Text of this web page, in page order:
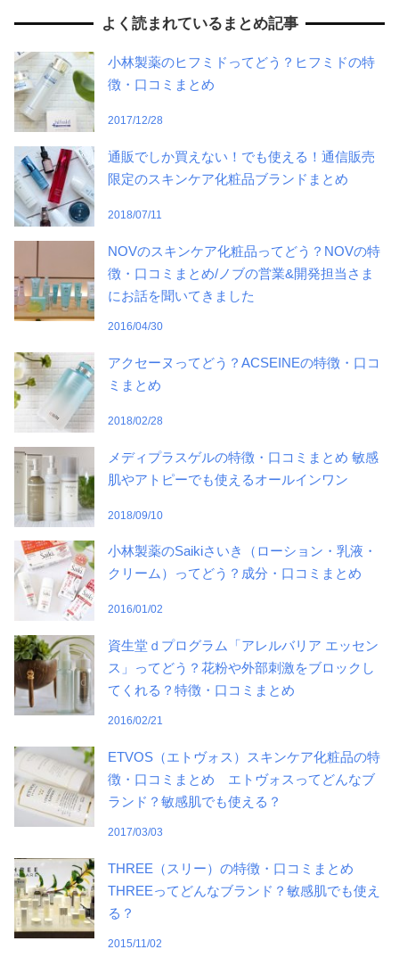
よく読まれているまとめ記事
小林製薬のヒフミドってどう？ヒフミドの特
徴・口コミまとめ
2017/12/28
通販でしか買えない！でも使える！通信販売
限定のスキンケア化粧品ブランドまとめ
2018/07/11
NOVのスキンケア化粧品ってどう？NOVの特
徴・口コミまとめ/ノブの営業&開発担当さま
にお話を聞いてきました
2016/04/30
アクセーヌってどう？ACSEINEの特徴・口コ
ミまとめ
2018/02/28
メディプラスゲルの特徴・口コミまとめ 敏感
肌やアトピーでも使えるオールインワン
2018/09/10
小林製薬のSaikiさいき（ローション・乳液・
クリーム）ってどう？成分・口コミまとめ
2016/01/02
資生堂ｄプログラム「アレルバリア エッセン
ス」ってどう？花粉や外部刺激をブロックし
てくれる？特徴・口コミまとめ
2016/02/21
ETVOS（エトヴォス）スキンケア化粧品の特
徴・口コミまとめ エトヴォスってどんなブ
ランド？敏感肌でも使える？
2017/03/03
THREE（スリー）の特徴・口コミまとめ
THREEってどんなブランド？敏感肌でも使え
る？
2015/11/02